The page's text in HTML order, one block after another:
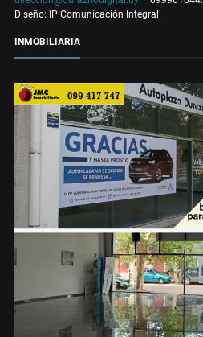
Diseño: IP Comunicación Integral.
INMOBILIARIA